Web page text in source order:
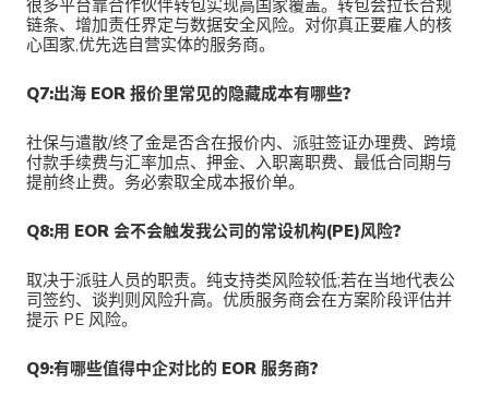
很多平台靠合作伙伴转包实现高国家覆盖。转包会拉长合规
链条、增加责任界定与数据安全风险。对你真正要雇人的核
心国家,优先选自营实体的服务商。
Q7:出海 EOR 报价里常见的隐藏成本有哪些?
社保与遣散/终了金是否含在报价内、派驻签证办理费、跨境
付款手续费与汇率加点、押金、入职离职费、最低合同期与
提前终止费。务必索取全成本报价单。
Q8:用 EOR 会不会触发我公司的常设机构(PE)风险?
取决于派驻人员的职责。纯支持类风险较低;若在当地代表公
司签约、谈判则风险升高。优质服务商会在方案阶段评估并
提示 PE 风险。
Q9:有哪些值得中企对比的 EOR 服务商?